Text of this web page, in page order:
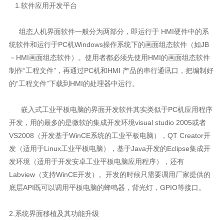
1.软件应用开发平台
组态人机界面软件一般分为两部分，即运行于 HMI硬件中的系
统软件和运行于PC机Windows操作系统下的画面组态软件（如JB
－HMI画面组态软件）。使用者都必须先使用HMI的画面组态软件
制作“工程文件”，再通过PC机和HMI 产品的串行通讯口，把编制好
的“工程文件”下载到HMI的处理器中运行。
嵌入式工业平板电脑的界面开发软件其实类似于PC机应用程序
开发，用的最多的是微软的集成开发环境visual studio 2005或者
VS2008（开发基于WinCE系统的工业平板电脑），QT Creator开
发（适用于Linux工业平板电脑），基于Java开发的Eclipse集成开
发环境（适用于开发安卓工业平板电脑应用程序），还有
Labview（支持WinCE开发）。开发的时候只需要调用厂家提供的
底层API既可以调用平板电脑的蜂鸣器，背光灯，GPIO等接口。
2.系统界面移植及其功能升级